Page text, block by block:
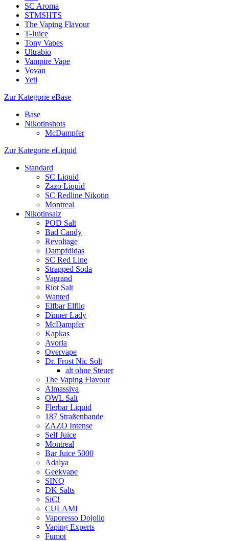
SC Aroma
STMSHTS
The Vaping Flavour
T-Juice
Tony Vapes
Ultrabio
Vampire Vape
Vovan
Yeti
Zur Kategorie eBase
Base
Nikotinshots
McDampfer
Zur Kategorie eLiquid
Standard
SC Liquid
Zazo Liquid
SC Redline Nikotin
Montreal
Nikotinsalz
POD Salt
Bad Candy
Revoltage
Dampfdidas
SC Red Line
Strapped Soda
Vagrand
Riot Salt
Wanted
Elfbar Elfliq
Dinner Lady
McDampfer
Kapkas
Avoria
Overvape
Dr. Frost Nic Solt
alt ohne Steuer
The Vaping Flavour
Almassiva
OWL Salt
Flerbar Liquid
187 Straßenbande
ZAZO Intense
Self Juice
Montreal
Bar Juice 5000
Adalya
Geekvape
SINQ
DK Salts
SiC!
CULAMI
Vaporesso Dojoliq
Vaping Experts
Fumot